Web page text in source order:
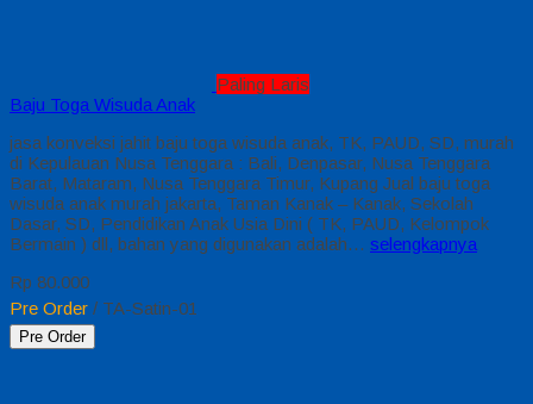
Paling Laris
Baju Toga Wisuda Anak
jasa konveksi jahit baju toga wisuda anak, TK, PAUD, SD, murah
di Kepulauan Nusa Tenggara : Bali, Denpasar, Nusa Tenggara
Barat, Mataram, Nusa Tenggara Timur, Kupang Jual baju toga
wisuda anak murah jakarta, Taman Kanak – Kanak, Sekolah
Dasar, SD, Pendidikan Anak Usia Dini ( TK, PAUD, Kelompok
Bermain ) dll, bahan yang digunakan adalah… selengkapnya
Rp 80.000
Pre Order / TA-Satin-01
Pre Order